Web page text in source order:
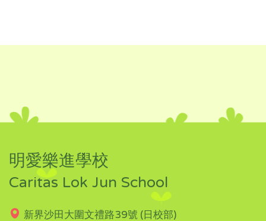
明愛樂進學校
Caritas Lok Jun School
新界沙田大圍文禮路39號 (日校部)